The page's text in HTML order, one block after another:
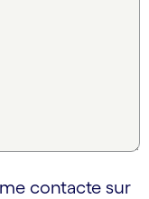
contacte sur